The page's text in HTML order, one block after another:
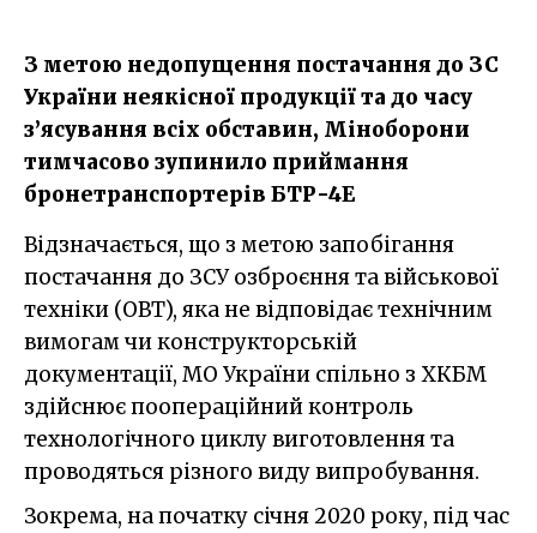
З метою недопущення постачання до ЗС
України неякісної продукції та до часу
з’ясування всіх обставин, Міноборони
тимчасово зупинило приймання
бронетранспортерів БТР-4Е
Відзначається, що з метою запобігання
постачання до ЗСУ озброєння та військової
техніки (ОВТ), яка не відповідає технічним
вимогам чи конструкторській
документації, МО України спільно з ХКБМ
здійснює поопераційний контроль
технологічного циклу виготовлення та
проводяться різного виду випробування.
Зокрема, на початку січня 2020 року, під час